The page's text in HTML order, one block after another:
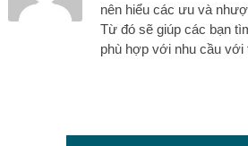
nên hiểu các ưu và
Từ đó sẽ giúp các bạn
phù hợp với nhu cầu với